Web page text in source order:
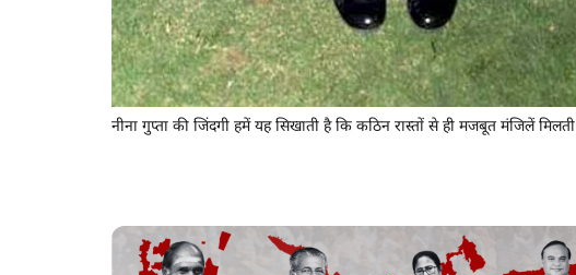
नीना गुप्ता की जिंदगी हमें यह सिखाती है कि कठिन रास्तों से ही मजबूत मंजिलें मिलती